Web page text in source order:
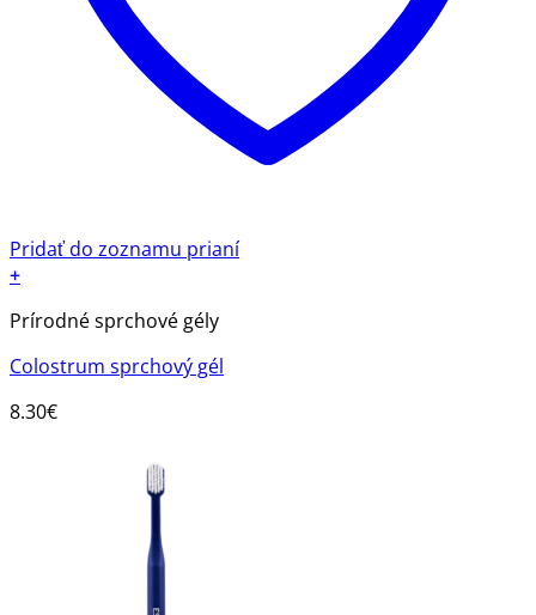
Pridať do zoznamu prianí
+
Prírodné sprchové gély
Colostrum sprchový gél
8.30€